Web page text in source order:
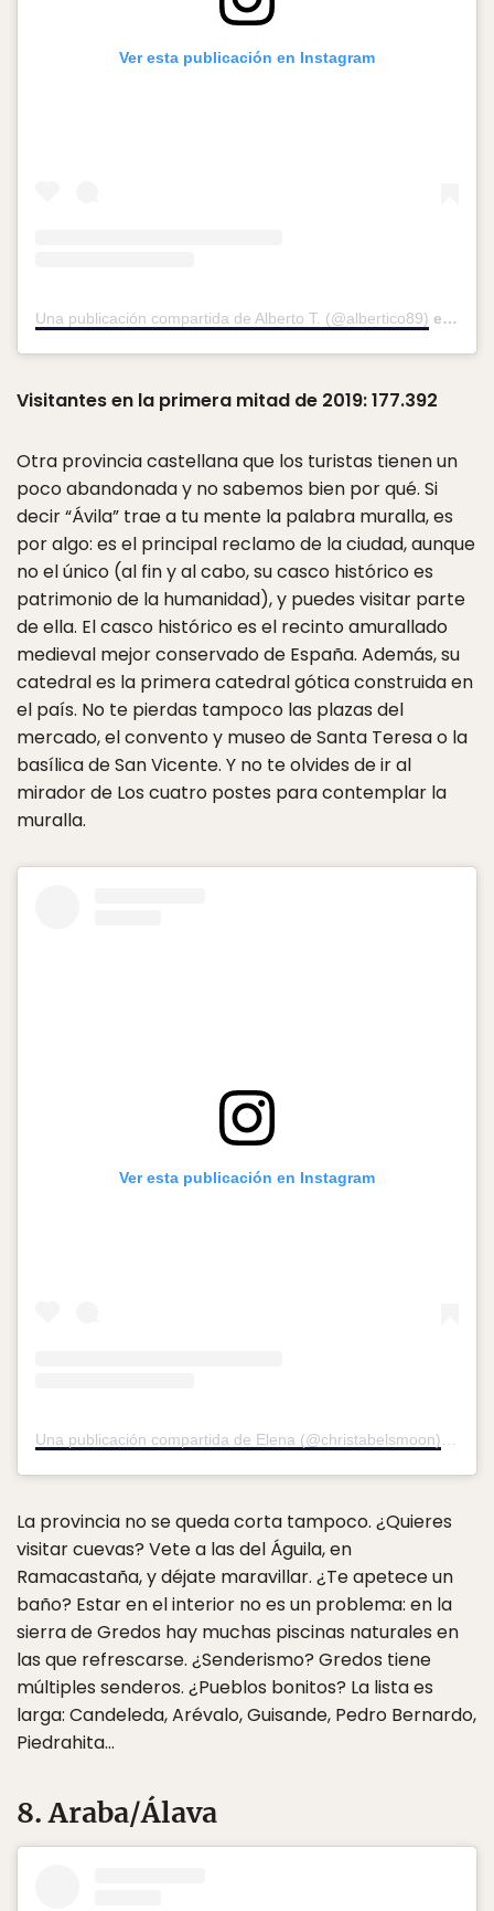
Ver esta publicación en Instagram
Una publicación compartida de Alberto T. (@albertico89) el 19
Visitantes en la primera mitad de 2019: 177.392
Otra provincia castellana que los turistas tienen un
poco abandonada y no sabemos bien por qué. Si
decir “Ávila” trae a tu mente la palabra muralla, es
por algo: es el principal reclamo de la ciudad, aunque
no el único (al fin y al cabo, su casco histórico es
patrimonio de la humanidad), y puedes visitar parte
de ella. El casco histórico es el recinto amurallado
medieval mejor conservado de España. Además, su
catedral es la primera catedral gótica construida en
el país. No te pierdas tampoco las plazas del
mercado, el convento y museo de Santa Teresa o la
basílica de San Vicente. Y no te olvides de ir al
mirador de Los cuatro postes para contemplar la
muralla.
Ver esta publicación en Instagram
La provincia no se queda corta tampoco. ¿Quieres
visitar cuevas? Vete a las del Águila, en
Ramacastaña, y déjate maravillar. ¿Te apetece un
baño? Estar en el interior no es un problema: en la
sierra de Gredos hay muchas piscinas naturales en
las que refrescarse. ¿Senderismo? Gredos tiene
múltiples senderos. ¿Pueblos bonitos? La lista es
larga: Candeleda, Arévalo, Guisande, Pedro Bernardo,
Piedrahita…
8. Araba/Álava